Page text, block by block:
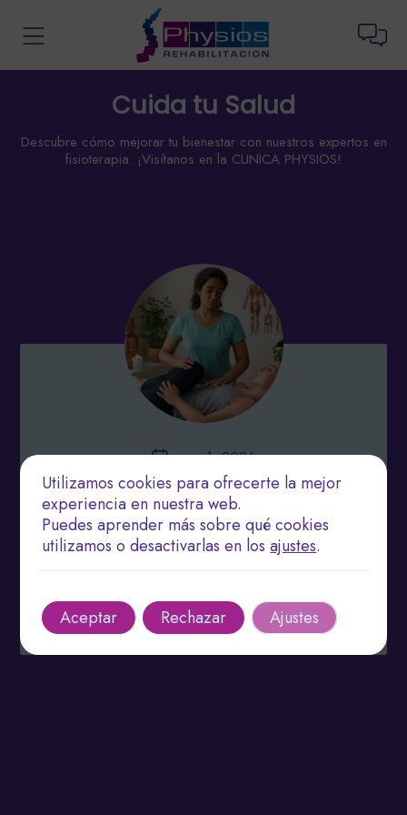
Cuida tu Salud
Descubre cómo mejorar tu bienestar con nuestros expertos en
fisioterapia. ¡Visítanos en la CLINICA PHYSIOS!
enero 1, 2026
Abordajes Holísticos en Fisioterapia: Potenciando
la Recuperación y el Bienestar
La fisioterapia holística trata al paciente de manera
Leer más
Utilizamos cookies para ofrecerte la mejor
experiencia en nuestra web.
Puedes aprender más sobre qué cookies
utilizamos o desactivarlas en losajustes.
Aceptar Rechazar Ajustes